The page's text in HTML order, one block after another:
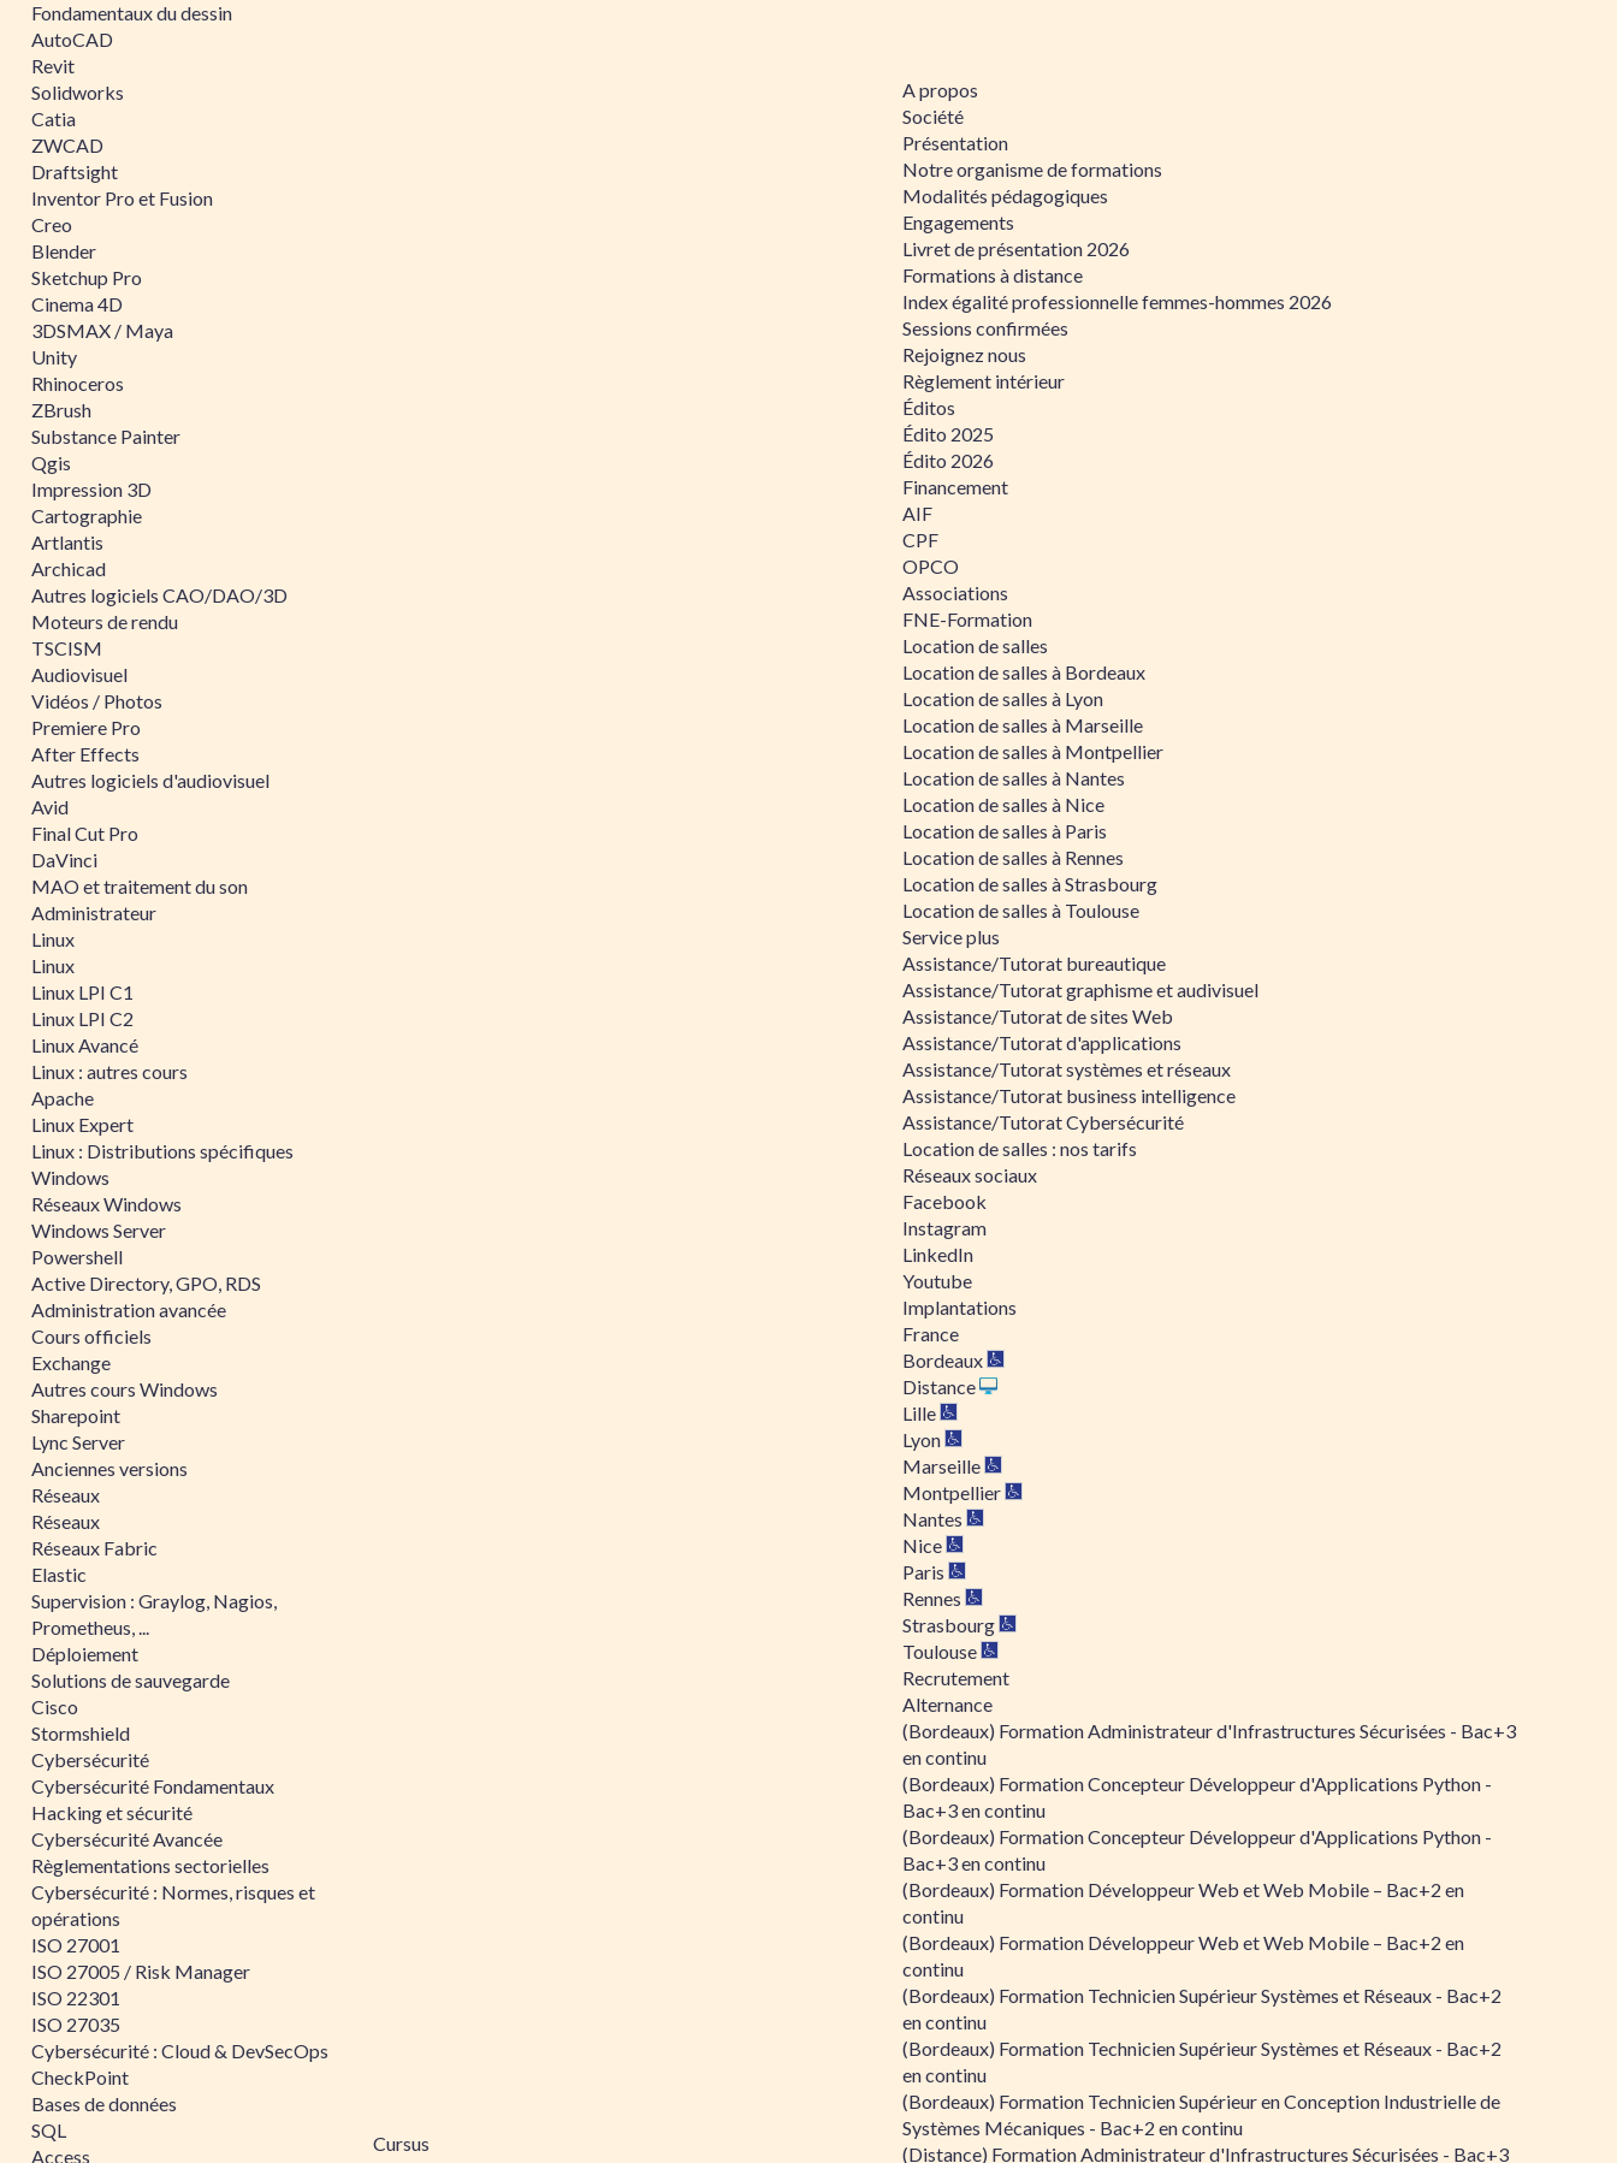
Fondamentaux du dessin
AutoCAD
Revit
Solidworks
Catia
ZWCAD
Draftsight
Inventor Pro et Fusion
Creo
Blender
Sketchup Pro
Cinema 4D
3DSMAX / Maya
Unity
Rhinoceros
ZBrush
Substance Painter
Qgis
Impression 3D
Cartographie
Artlantis
Archicad
Autres logiciels CAO/DAO/3D
Moteurs de rendu
TSCISM
Audiovisuel
Vidéos / Photos
Premiere Pro
After Effects
Autres logiciels d'audiovisuel
Avid
Final Cut Pro
DaVinci
MAO et traitement du son
Administrateur
Linux
Linux
Linux LPI C1
Linux LPI C2
Linux Avancé
Linux : autres cours
Apache
Linux Expert
Linux : Distributions spécifiques
Windows
Réseaux Windows
Windows Server
Powershell
Active Directory, GPO, RDS
Administration avancée
Cours officiels
Exchange
Autres cours Windows
Sharepoint
Lync Server
Anciennes versions
Réseaux
Réseaux
Réseaux Fabric
Elastic
Supervision : Graylog, Nagios,
Prometheus, ...
Déploiement
Solutions de sauvegarde
Cisco
Stormshield
Cybersécurité
Cybersécurité Fondamentaux
Hacking et sécurité
Cybersécurité Avancée
Règlementations sectorielles
Cybersécurité : Normes, risques et
opérations
ISO 27001
ISO 27005 / Risk Manager
ISO 22301
ISO 27035
Cybersécurité : Cloud & DevSecOps
CheckPoint
Bases de données
SQL
Access
Cursus
A propos
Société
Présentation
Notre organisme de formations
Modalités pédagogiques
Engagements
Livret de présentation 2026
Formations à distance
Index égalité professionnelle femmes-hommes 2026
Sessions confirmées
Rejoignez nous
Règlement intérieur
Éditos
Édito 2025
Édito 2026
Financement
AIF
CPF
OPCO
Associations
FNE-Formation
Location de salles
Location de salles à Bordeaux
Location de salles à Lyon
Location de salles à Marseille
Location de salles à Montpellier
Location de salles à Nantes
Location de salles à Nice
Location de salles à Paris
Location de salles à Rennes
Location de salles à Strasbourg
Location de salles à Toulouse
Service plus
Assistance/Tutorat bureautique
Assistance/Tutorat graphisme et audivisuel
Assistance/Tutorat de sites Web
Assistance/Tutorat d'applications
Assistance/Tutorat systèmes et réseaux
Assistance/Tutorat business intelligence
Assistance/Tutorat Cybersécurité
Location de salles : nos tarifs
Réseaux sociaux
Facebook
Instagram
LinkedIn
Youtube
Implantations
France
Bordeaux
Distance
Lille
Lyon
Marseille
Montpellier
Nantes
Nice
Paris
Rennes
Strasbourg
Toulouse
Recrutement
Alternance
(Bordeaux) Formation Administrateur d'Infrastructures Sécurisées - Bac+3
en continu
(Bordeaux) Formation Concepteur Développeur d'Applications Python -
Bac+3 en continu
(Bordeaux) Formation Concepteur Développeur d'Applications Python -
Bac+3 en continu
(Bordeaux) Formation Développeur Web et Web Mobile – Bac+2 en
continu
(Bordeaux) Formation Développeur Web et Web Mobile – Bac+2 en
continu
(Bordeaux) Formation Technicien Supérieur Systèmes et Réseaux - Bac+2
en continu
(Bordeaux) Formation Technicien Supérieur Systèmes et Réseaux - Bac+2
en continu
(Bordeaux) Formation Technicien Supérieur en Conception Industrielle de
Systèmes Mécaniques - Bac+2 en continu
(Distance) Formation Administrateur d'Infrastructures Sécurisées - Bac+3